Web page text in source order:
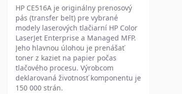
HP CE516A je originálny prenosový
pás (transfer belt) pre vybrané
modely laserových tlačiarní HP Color
LaserJet Enterprise a Managed MFP.
Jeho hlavnou úlohou je prenášať
toner z kaziet na papier počas
tlačového procesu. Výrobcom
deklarovaná životnosť komponentu je
150 000 strán.